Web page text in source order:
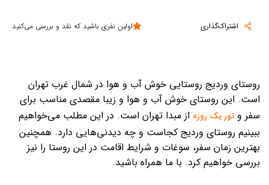
اشتراک‌گذاری اولین نفری باشید که نقد و بررسی می‌کنید
روستای وردیج روستایی خوش آب و هوا در شمال غرب تهران
است. این روستای خوش آب و هوا و زیبا مقصدی مناسب برای
سفر و تور یک روزه از مبدا تهران است. در این مطلب می‌خواهیم
ببینیم روستای وردیج کجاست و چه دیدنی‌هایی دارد. همچنین
بهترین زمان سفر، سوغات و شرایط اقامت در این روستا را نیز
بررسی خواهیم کرد. با ما همراه باشید.